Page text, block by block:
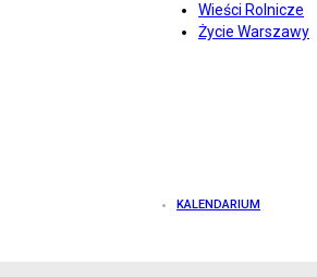
Wieści Rolnicze
Życie Warszawy
KALENDARIUM